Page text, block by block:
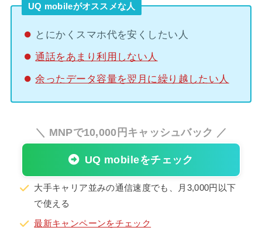
UQ mobileがオススメな人
とにかくスマホ代を安くしたい人
通話をあまり利用しない人
余ったデータ容量を翌月に繰り越したい人
＼ MNPで10,000円キャッシュバック ／
UQ mobileをチェック
大手キャリア並みの通信速度でも、月3,000円以下
で使える
最新キャンペーンをチェック